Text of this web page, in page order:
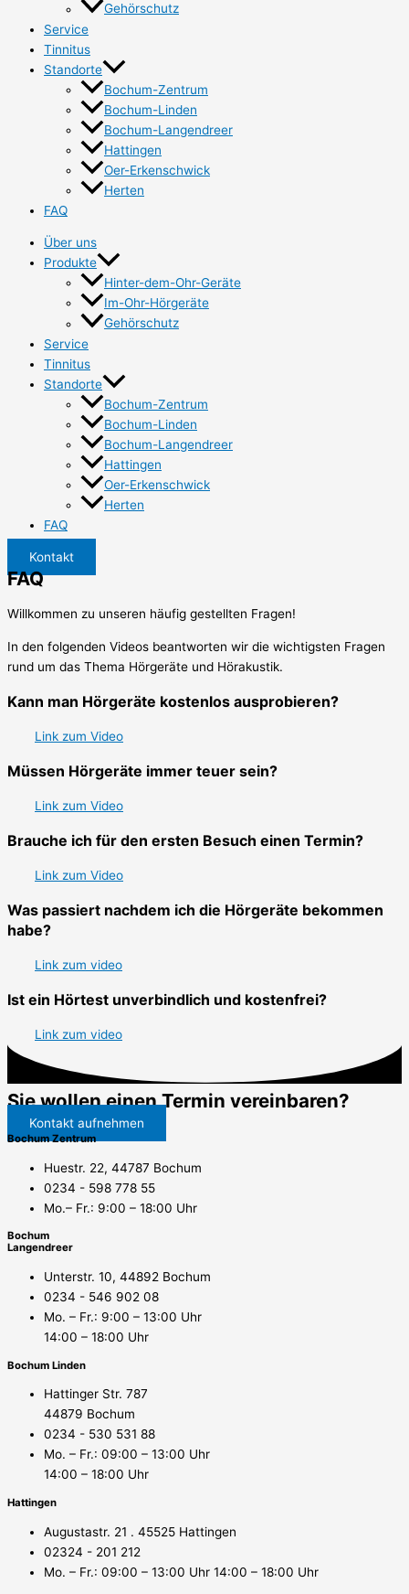
Gehörschutz
Service
Tinnitus
Standorte
Bochum-Zentrum
Bochum-Linden
Bochum-Langendreer
Hattingen
Oer-Erkenschwick
Herten
FAQ
Über uns
Produkte
Hinter-dem-Ohr-Geräte
Im-Ohr-Hörgeräte
Gehörschutz
Service
Tinnitus
Standorte
Bochum-Zentrum
Bochum-Linden
Bochum-Langendreer
Hattingen
Oer-Erkenschwick
Herten
FAQ
Kontakt
FAQ
Willkommen zu unseren häufig gestellten Fragen!
In den folgenden Videos beantworten wir die wichtigsten Fragen
rund um das Thema Hörgeräte und Hörakustik.
Kann man Hörgeräte kostenlos ausprobieren?
Link zum Video
Müssen Hörgeräte immer teuer sein?
Link zum Video
Brauche ich für den ersten Besuch einen Termin?
Link zum Video
Was passiert nachdem ich die Hörgeräte bekommen
habe?
Link zum video
Ist ein Hörtest unverbindlich und kostenfrei?
Link zum video
Sie wollen einen Termin vereinbaren?
Kontakt aufnehmen
Bochum Zentrum
Huestr. 22, 44787 Bochum
0234 - 598 778 55
Mo.– Fr.: 9:00 – 18:00 Uhr
Bochum
Langendreer
Unterstr. 10, 44892 Bochum
0234 - 546 902 08
Mo. – Fr.: 9:00 – 13:00 Uhr
14:00 – 18:00 Uhr
Bochum Linden
Hattinger Str. 787
44879 Bochum
0234 - 530 531 88
Mo. – Fr.: 09:00 – 13:00 Uhr
14:00 – 18:00 Uhr
Hattingen
Augustastr. 21 . 45525 Hattingen
02324 - 201 212
Mo. – Fr.: 09:00 – 13:00 Uhr 14:00 – 18:00 Uhr